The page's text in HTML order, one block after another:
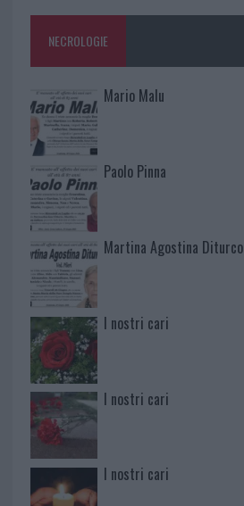
NECROLOGIE
Mario Malu
Paolo Pinna
Martina Agostina Diturco
I nostri cari
I nostri cari
I nostri cari